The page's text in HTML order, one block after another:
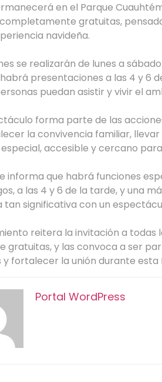
en el Parque
gratuitas,
navideña.
se realizarán de lunes a
presentaciones a las 4 y 6
puedan asistir y vivir el
forma parte de las
la convivencia familiar, llevar
accesible y cercano
informa que habrá funciones
a las 4 y 6 de la tarde, y una
significativa con un
reitera la invitación a todas
gratuitas, y las convoca a ser
fortalecer la unión durante esta
Portal WordPress